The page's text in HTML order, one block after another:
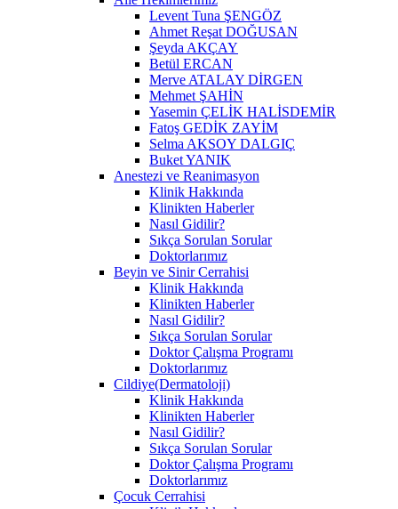
Levent Tuna ŞENGÖZ
Ahmet Reşat DOĞUSAN
Şeyda AKÇAY
Betül ERCAN
Merve ATALAY DİRGEN
Mehmet ŞAHİN
Yasemin ÇELİK HALİSDEMİR
Fatoş GEDİK ZAYİM
Selma AKSOY DALGIÇ
Buket YANIK
Anestezi ve Reanimasyon
Klinik Hakkında
Klinikten Haberler
Nasıl Gidilir?
Sıkça Sorulan Sorular
Doktorlarımız
Beyin ve Sinir Cerrahisi
Klinik Hakkında
Klinikten Haberler
Nasıl Gidilir?
Sıkça Sorulan Sorular
Doktor Çalışma Programı
Doktorlarımız
Cildiye(Dermatoloji)
Klinik Hakkında
Klinikten Haberler
Nasıl Gidilir?
Sıkça Sorulan Sorular
Doktor Çalışma Programı
Doktorlarımız
Çocuk Cerrahisi